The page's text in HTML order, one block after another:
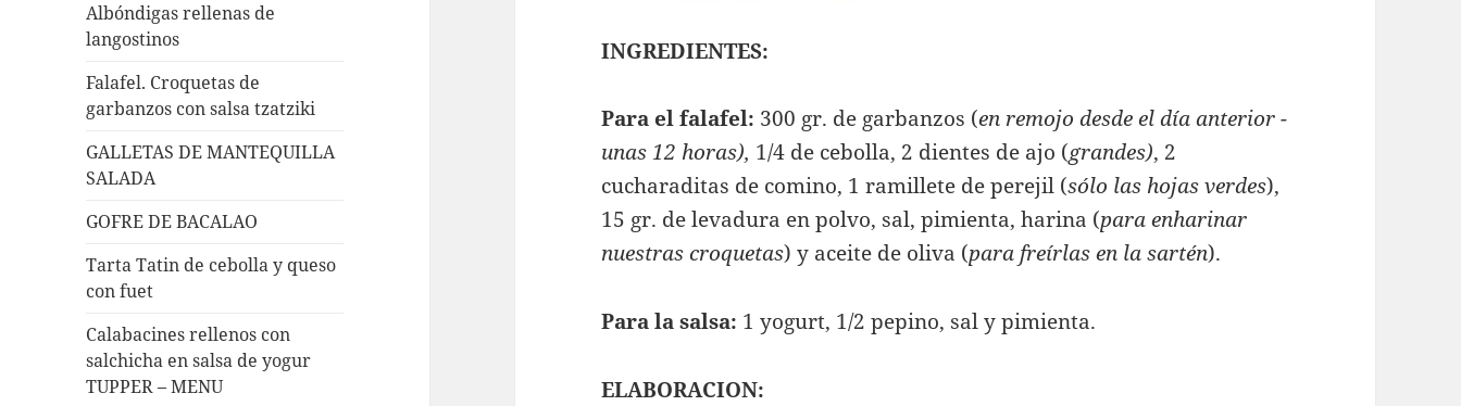
Albóndigas rellenas de
langostinos
Falafel. Croquetas de
garbanzos con salsa tzatziki
GALLETAS DE MANTEQUILLA
SALADA
GOFRE DE BACALAO
Tarta Tatin de cebolla y queso
con fuet
Calabacines rellenos con
salchicha en salsa de yogur
TUPPER – MENU
INGREDIENTES:
Para el falafel: 300 gr. de garbanzos (en remojo desde el día anterior -
unas 12 horas), 1/4 de cebolla, 2 dientes de ajo (grandes), 2
cucharaditas de comino, 1 ramillete de perejil (sólo las hojas verdes),
15 gr. de levadura en polvo, sal, pimienta, harina (para enharinar
nuestras croquetas) y aceite de oliva (para freírlas en la sartén).
Para la salsa: 1 yogurt, 1/2 pepino, sal y pimienta.
ELABORACION: